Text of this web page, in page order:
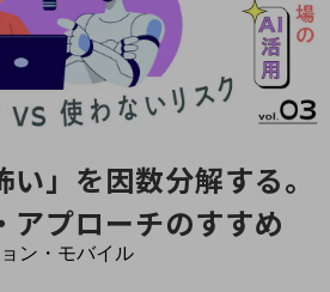
課題の解決や
り組みます
Platform)
ン・モバイル
ンTOP
い」を因数分解する。
アプローチのすすめ